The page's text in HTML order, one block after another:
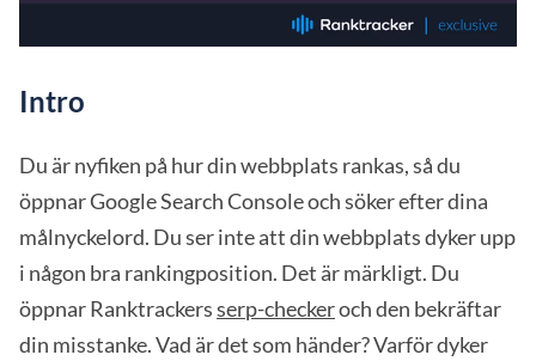
Intro
Du är nyfiken på hur din webbplats rankas, så du
öppnar Google Search Console och söker efter dina
målnyckelord. Du ser inte att din webbplats dyker upp
i någon bra rankingposition. Det är märkligt. Du
öppnar Ranktrackersserp-checkeroch den bekräftar
din misstanke. Vad är det som händer? Varför dyker